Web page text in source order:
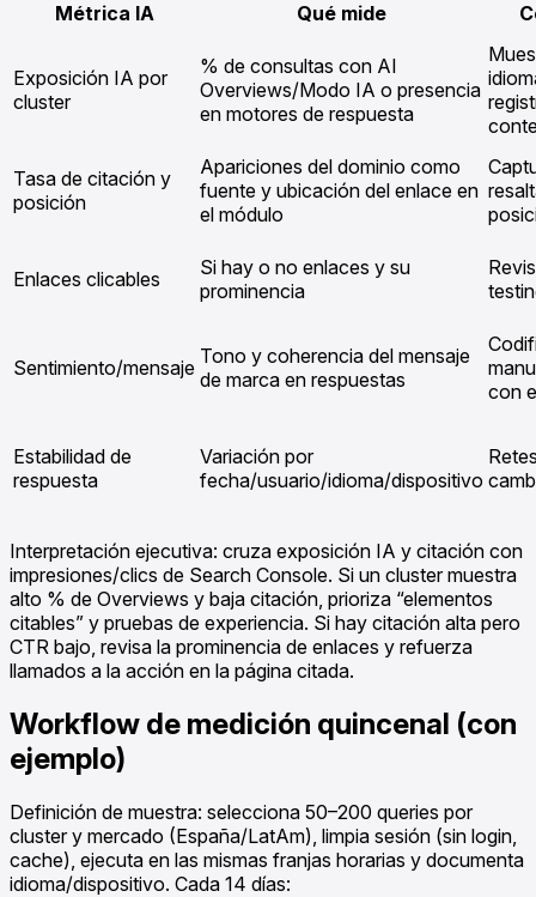
Métrica IA Qué mide
Exposición IA por
cluster
% de consultas con AI
Overviews/Modo IA o presencia
en motores de respuesta
Tasa de citación y
posición
Apariciones del dominio como
fuente y ubicación del enlace en
el módulo
Enlaces clicables
Si hay o no enlaces y su
prominencia
Sentimiento/mensaje Tono y coherencia del mensaje
de marca en respuestas
con
Estabilidad de
respuesta
Variación por
fecha/usuario/idioma/dispositivo
Interpretación ejecutiva: cruza exposición IA y citación con
impresiones/clics de Search Console. Si un cluster muestra
alto % de Overviews y baja citación, prioriza “elementos
citables” y pruebas de experiencia. Si hay citación alta pero
CTR bajo, revisa la prominencia de enlaces y refuerza
llamados a la acción en la página citada.
Workflow de medición quincenal (con
ejemplo)
Definición de muestra: selecciona 50–200 queries por
cluster y mercado (España/LatAm), limpia sesión (sin login,
cache), ejecuta en las mismas franjas horarias y documenta
idioma/dispositivo. Cada 14 días: